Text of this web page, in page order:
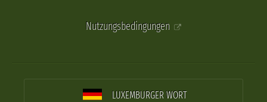
Nutzungsbedingungen
LUXEMBURGER WORT